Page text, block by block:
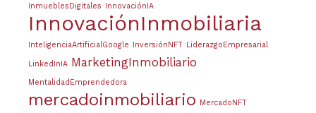
InmueblesDigitales InnovaciónIA
InnovaciónInmobiliaria
InteligenciaArtificialGoogle InversiónNFT LiderazgoEmpresarial
LinkedInIA MarketingInmobiliario
MentalidadEmprendedora
mercadoinmobiliario MercadoNFT